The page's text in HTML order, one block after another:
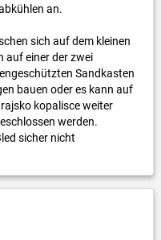
an.
sich auf dem kleinen
auf einer der zwei
Sandkasten
bauen oder es kann auf
kopalisce weiter
werden.
sicher nicht